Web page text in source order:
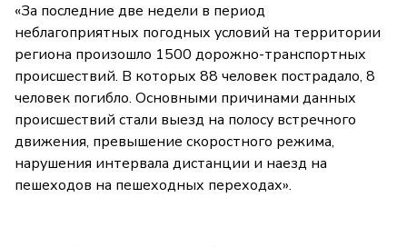
«За последние две недели в период
неблагоприятных погодных условий на территории
региона произошло 1500 дорожно-транспортных
происшествий. В которых 88 человек пострадало, 8
человек погибло. Основными причинами данных
происшествий стали выезд на полосу встречного
движения, превышение скоростного режима,
нарушения интервала дистанции и наезд на
пешеходов на пешеходных переходах».